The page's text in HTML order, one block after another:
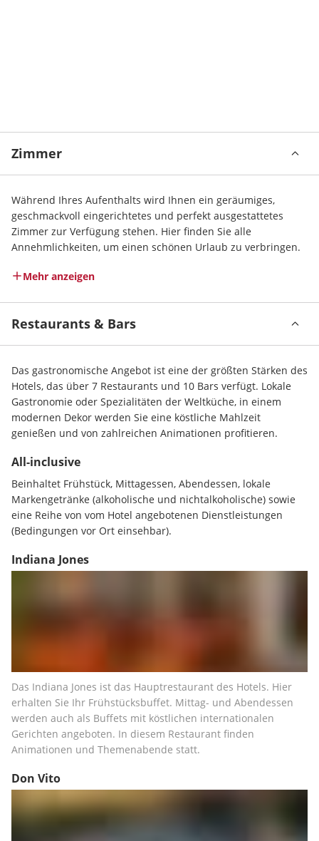
Zimmer
Während Ihres Aufenthalts wird Ihnen ein geräumiges,
geschmackvoll eingerichtetes und perfekt ausgestattetes
Zimmer zur Verfügung stehen. Hier finden Sie alle
Annehmlichkeiten, um einen schönen Urlaub zu verbringen.
Mehr anzeigen
Restaurants & Bars
Das gastronomische Angebot ist eine der größten Stärken des
Hotels, das über 7 Restaurants und 10 Bars verfügt. Lokale
Gastronomie oder Spezialitäten der Weltküche, in einem
modernen Dekor werden Sie eine köstliche Mahlzeit
genießen und von zahlreichen Animationen profitieren.
All-inclusive
Beinhaltet Frühstück, Mittagessen, Abendessen, lokale
Markengetränke (alkoholische und nichtalkoholische) sowie
eine Reihe von vom Hotel angebotenen Dienstleistungen
(Bedingungen vor Ort einsehbar).
Indiana Jones
Das Indiana Jones ist das Hauptrestaurant des Hotels. Hier
erhalten Sie Ihr Frühstücksbuffet. Mittag- und Abendessen
werden auch als Buffets mit köstlichen internationalen
Gerichten angeboten. In diesem Restaurant finden
Animationen und Themenabende statt.
Don Vito